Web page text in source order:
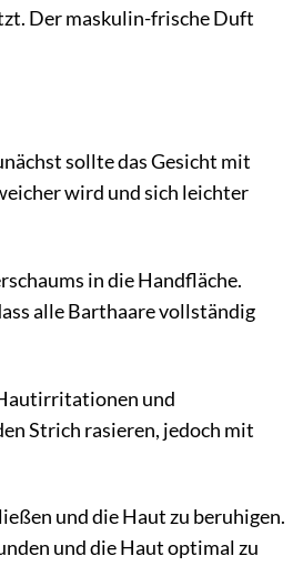
Der maskulin-frische Duft
sollte das Gesicht mit
wird und sich leichter
in die Handfläche.
alle Barthaare vollständig
und
Strich rasieren, jedoch mit
und die Haut zu beruhigen.
und die Haut optimal zu